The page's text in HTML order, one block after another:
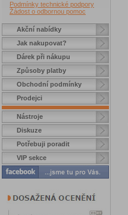
Podmínky technické podpory
Žádost o odbornou pomoc
Akční nabídky
Jak nakupovat?
Dárek při nákupu
Způsoby platby
Obchodní podmínky
Prodejci
Nástroje
Diskuze
Potřebuji poradit
VIP sekce